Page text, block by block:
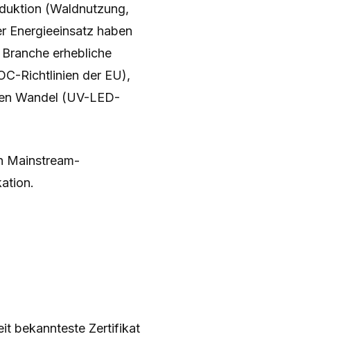
(Waldnutzung,
Energieeinsatz haben
erhebliche
Richtlinien der EU),
Wandel (UV-LED-
Mainstream-
bekannteste Zertifikat